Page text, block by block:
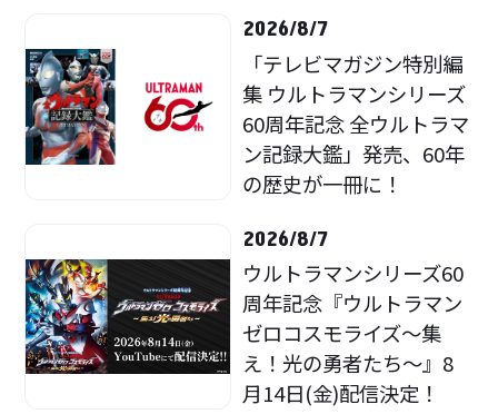
2026/8/7
「テレビマガジン特別編
集 ウルトラマンシリーズ
60周年記念 全ウルトラマ
ン記録大鑑」発売、60年
の歴史が一冊に！
2026/8/7
ウルトラマンシリーズ60
周年記念『ウルトラマン
ゼロコスモライズ～集
え！光の勇者たち～』8
月14日(金)配信決定！